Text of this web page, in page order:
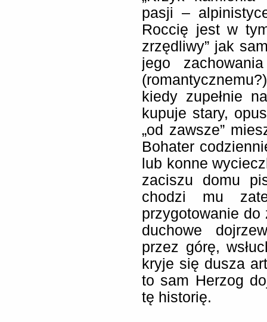
pasji –
Roccię jest w
zrzędliwy” jak
jego
kiedy zupełnie
kupuje stary,
„od zawsze”
Bohater
lub konne
zaciszu domu
chodzi mu
przygotowanie
duchowe
przez górę,
kryje się dusza
to sam Herzog
tę historię.